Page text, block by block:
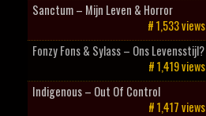
Sanctum – Mijn Leven & Horror
# 1,533 views
Fonzy Fons & Sylass – Ons Levensstijl?
# 1,419 views
Indigenous – Out Of Control
# 1,417 views